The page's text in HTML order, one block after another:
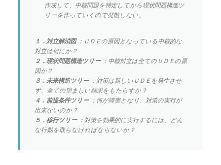
作成して、中核問題を特定してから現状問題構造ツ
リーを作っていくので発散しない。
１．対立解消図：ＵＤＥの原因となっている中核的な
対立は何にか？
２．現状問題構造ツリー：中核対立は全てのＵＤＥの原
因か？
３．未来構造ツリー：対策は新しいＵＤＥを発生させ
ず、全ての望ましい結果をもたらすか？
４．前提条件ツリー：何が障害となり、対策の実行が
出来ないのか？
５．移行ツリー：対策を効果的に実行するには、どん
な行動を取らなければならないか？